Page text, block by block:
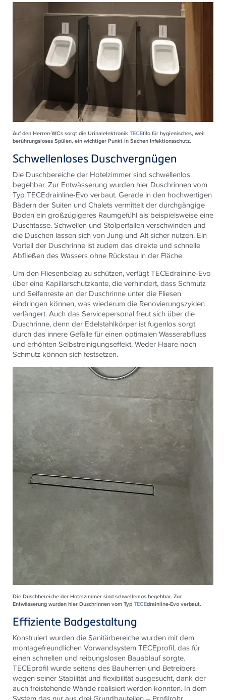
Auf den Herren-WCs sorgt die UrinalelektronikTECEfilo für hygienisches, weil
berührungsloses Spülen, ein wichtiger Punkt in Sachen Infektionsschutz.
Schwellenloses Duschvergnügen
Die Duschbereiche der Hotelzimmer sind schwellenlos
begehbar. Zur Entwässerung wurden hier Duschrinnen vom
Typ TECEdrainline-Evo verbaut. Gerade in den hochwertigen
Bädern der Suiten und Chalets vermittelt der durchgängige
Boden ein großzügigeres Raumgefühl als beispielsweise eine
Duschtasse. Schwellen und Stolperfallen verschwinden und
die Duschen lassen sich von Jung und Alt sicher nutzen. Ein
Vorteil der Duschrinne ist zudem das direkte und schnelle
Abfließen des Wassers ohne Rückstau in der Fläche.
Um den Fliesenbelag zu schützen, verfügtTECEdrainine-Evo
über eine Kapillarschutzkante, die verhindert, dass Schmutz
und Seifenreste an der Duschrinne unter die Fliesen
eindringen können, was wiederum die Renovierungszyklen
verlängert. Auch das Servicepersonal freut sich über die
Duschrinne, denn der Edelstahlkörper ist fugenlos sorgt
durch das innere Gefälle für einen optimalen Wasserabfluss
und erhöhten Selbstreinigungseffekt. Weder Haare noch
Schmutz können sich festsetzen.
Die Duschbereiche der Hotelzimmer sind schwellenlos begehbar. Zur
Entwässerung wurden hier Duschrinnen vom TypTECEdrainline-Evo verbaut.
Effiziente Badgestaltung
Konstruiert wurden die Sanitärbereiche wurden mit dem
montagefreundlichen Vorwandsystem TECEprofil, das für
einen schnellen und reibungslosen Bauablauf sorgte.
TECEprofil wurde seitens des Bauherren und Betreibers
wegen seiner Stabilität und flexibilität ausgesucht, dank der
auch freistehende Wände realisiert werden konnten. In dem